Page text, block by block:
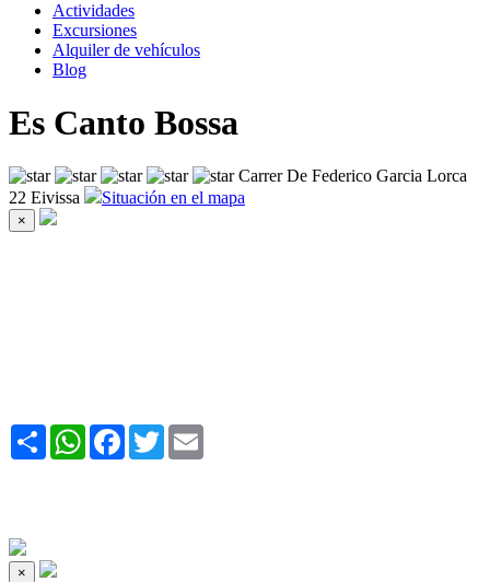
Actividades
Excursiones
Alquiler de vehículos
Blog
Es Canto Bossa
Carrer De Federico Garcia Lorca
22 Eivissa
Situación en el mapa
×
Share WhatsAppFacebook
Twitter
×